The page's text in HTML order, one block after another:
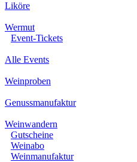
Liköre
Wermut
Event-Tickets
Alle Events
Weinproben
Genussmanufaktur
Weinwandern
Gutscheine
Weinabo
Weinmanufaktur